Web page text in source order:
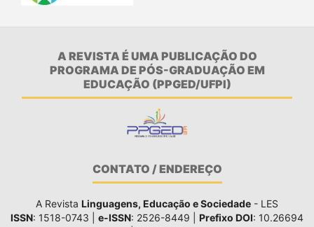
A REVISTA É UMA PUBLICAÇÃO DO
PROGRAMA DE PÓS-GRADUAÇÃO EM
EDUCAÇÃO (PPGED/UFPI)
CONTATO / ENDEREÇO
A Revista Linguagens, Educação e Sociedade - LES
ISSN: 1518-0743 | e-ISSN: 2526-8449 | Prefixo DOI: 10.26694